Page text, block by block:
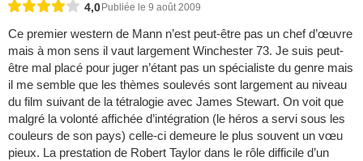
4,0 Publiée le 9 août 2009
Ce premier western de Mann n’est peut-être pas un chef d’œuvre
mais à mon sens il vaut largement Winchester 73. Je suis peut-
être mal placé pour juger n’étant pas un spécialiste du genre mais
il me semble que les thèmes soulevés sont largement au niveau
du film suivant de la tétralogie avec James Stewart. On voit que
malgré la volonté affichée d’intégration (le héros a servi sous les
couleurs de son pays) celle-ci demeure le plus souvent un vœu
pieux. La prestation de Robert Taylor dans le rôle difficile d’un